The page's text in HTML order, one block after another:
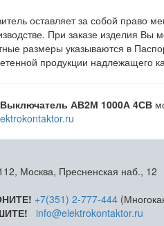
оставляет за собой право
При заказе изделия Вы
размеры указываются в
продукции надлежащего
Выключатель АВ2М 1000А 4СВ
Москва, Пресненская наб., 12
+7(351) 2-777-444
info@elektrokontaktor.ru